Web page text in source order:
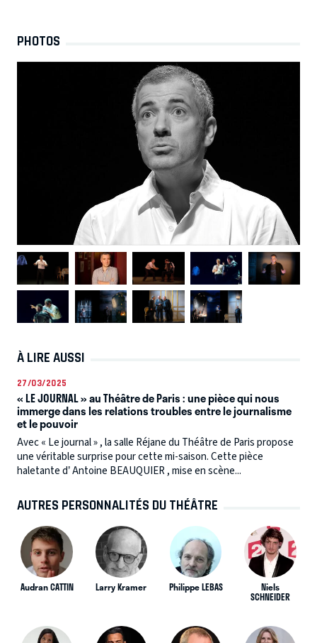
PHOTOS
À LIRE AUSSI
27/03/2025
« LE JOURNAL » au Théâtre de Paris : une pièce qui nous
immerge dans les relations troubles entre le journalisme
et le pouvoir
Avec « Le journal » , la salle Réjane du Théâtre de Paris propose
une véritable surprise pour cette mi-saison. Cette pièce
haletante d’ Antoine BEAUQUIER , mise en scène...
AUTRES PERSONNALITÉS DU THÉÂTRE
Audran CATTIN Larry Kramer Philippe LEBAS Niels
SCHNEIDER